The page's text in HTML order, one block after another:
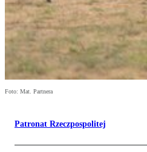
Foto: Mat. Partnera
Patronat Rzeczpospolitej